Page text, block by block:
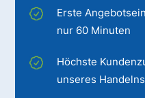
Erste
nur 60 Minuten
Höchste
unseres Handelns